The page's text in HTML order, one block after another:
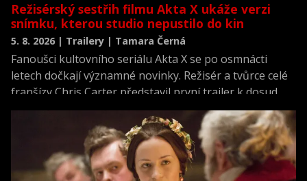
Režisérský sestřih filmu Akta X ukáže verzi
snímku, kterou studio nepustilo do kin
5. 8. 2026 | Trailery | Tamara Černá
Fanoušci kultovního seriálu Akta X se po osmnácti
letech dočkají významné novinky. Režisér a tvůrce celé
franšízy Chris Carter představil první trailer k dosud
neviděné režisérské verzi filmu Akta X: Chci uvěřit.